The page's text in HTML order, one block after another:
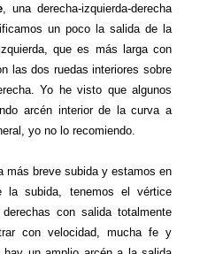
, una derecha-izquierda-derecha
un poco la salida de la
que es más larga con
las dos ruedas interiores sobre
Yo he visto que algunos
arcén interior de la curva a
yo no lo recomiendo.
más breve subida y estamos en
la subida, tenemos el vértice
con salida totalmente
con velocidad, mucha fe y